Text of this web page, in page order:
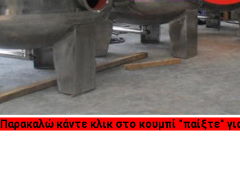
Παρακαλώ κάντε κλικ στο κουμπί "παίξτε"